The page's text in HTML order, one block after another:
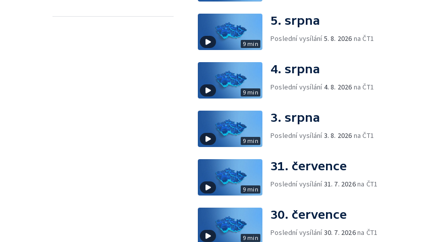
9 min
5. srpna
Poslední vysílání5. 8. 2026 na ČT1
9 min
4. srpna
Poslední vysílání4. 8. 2026 na ČT1
9 min
3. srpna
Poslední vysílání3. 8. 2026 na ČT1
9 min
31. července
Poslední vysílání31. 7. 2026na ČT1
9 min
30. července
Poslední vysílání30. 7. 2026na ČT1